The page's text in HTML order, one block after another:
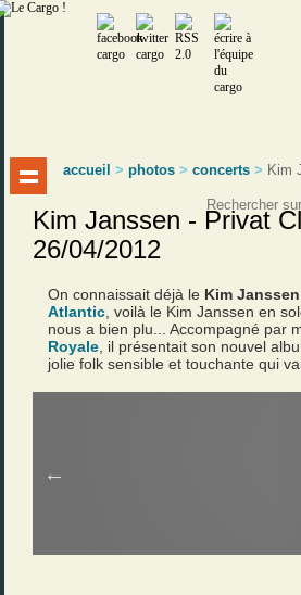
accueil >photos >concerts > Kim
Kim Janssen - Privat
26/04/2012
On connaissait déjà le Kim Janssen
Atlantic , voilà le Kim Janssen en
nous a bien plu... Accompagné par
Royale , il présentait son nouvel
jolie folk sensible et touchante qui